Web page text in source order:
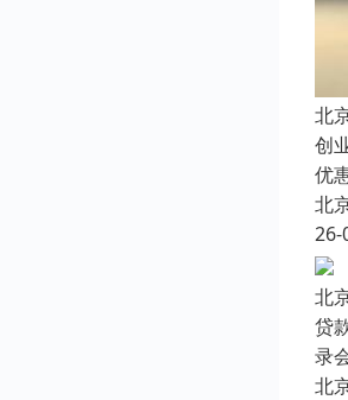
北
创
优
北
26-
北
贷
录
北